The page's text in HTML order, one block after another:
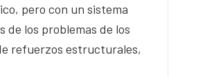
pero con un sistema
los problemas de los
refuerzos estructurales,